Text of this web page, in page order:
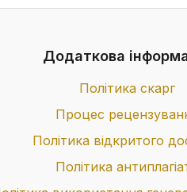
Додаткова
Політика скарг
Процес
Політика відкритого
Політика